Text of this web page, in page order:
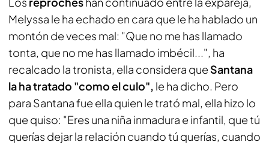
Melyssa le ha echado en cara que le ha hablado un
montón de veces mal: "Que no me has llamado
tonta, que no me has llamado imbécil...", ha
recalcado la tronista, ella considera que Santana
la ha tratado "como el culo", le ha dicho. Pero
para Santana fue ella quien le trató mal, ella hizo lo
que quiso: "Eres una niña inmadura e infantil, que tú
querías dejar la relación cuando tú querías, cuando